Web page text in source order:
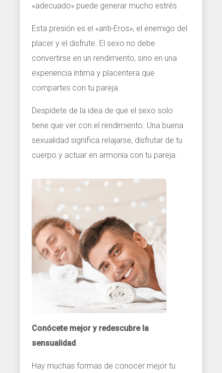
«adecuado» puede generar mucho estrés.
Esta presión es el «anti-Eros», el enemigo del
placer y el disfrute. El sexo no debe
convertirse en un rendimiento, sino en una
experiencia íntima y placentera que
compartes con tu pareja.
Despídete de la idea de que el sexo solo
tiene que ver con el rendimiento. Una buena
sexualidad significa relajarse, disfrutar de tu
cuerpo y actuar en armonía con tu pareja.
Conócete mejor y redescubre la
sensualidad
Hay muchas formas de conocer mejor tu